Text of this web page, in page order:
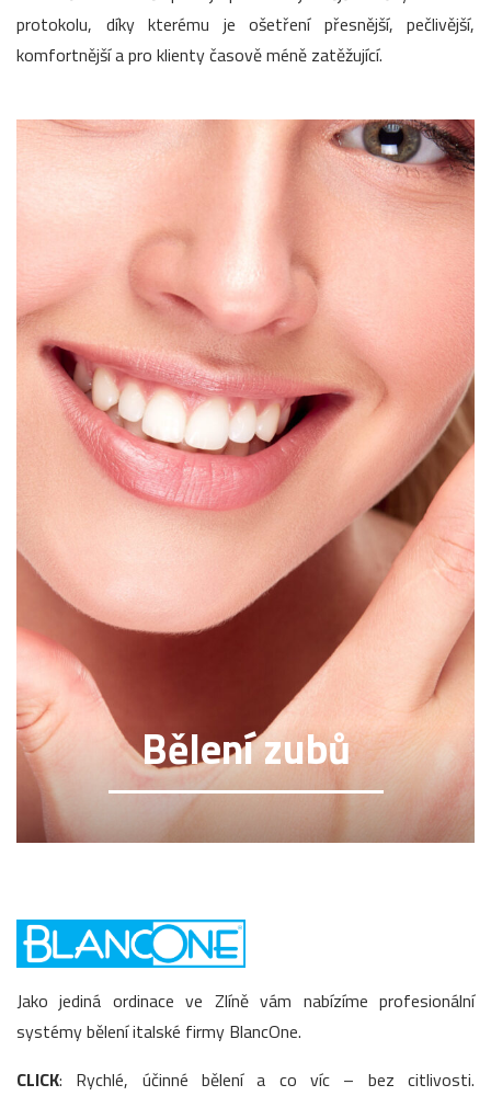
protokolu, díky kterému je ošetření přesnější, pečlivější,
komfortnější a pro klienty časově méně zatěžující.
Jako jediná ordinace ve Zlíně vám nabízíme profesionální
systémy bělení italské firmy BlancOne.
CLICK: Rychlé, účinné bělení a co víc – bez citlivosti.
Bělení zubů